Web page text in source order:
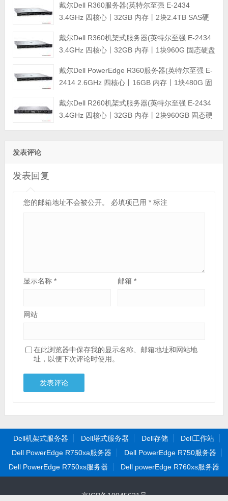
戴尔Dell R360服务器(英特尔至强 E-2434
3.4GHz 四核心丨32GB 内存丨2块2.4TB SAS硬
戴尔Dell R360机架式服务器(英特尔至强 E-2434
3.4GHz 四核心丨32GB 内存丨1块960G 固态硬盘
修)
戴尔Dell PowerEdge R360服务器(英特尔至强 E-
2414 2.6GHz 四核心丨16GB 内存丨1块480G 固
三年保修)
戴尔Dell R260机架式服务器(英特尔至强 E-2434
3.4GHz 四核心丨32GB 内存丨2块960GB 固态硬
发表评论
发表回复
您的邮箱地址不会被公开。 必填项已用 *标注
显示名称 * 邮箱*
网站
在此浏览器中保存我的显示名称、邮箱地址和网站地
址，以便下次评论时使用。
Dell机架式服务器 Dell塔式服务器 Dell存储
Dell工作站
Dell PowerEdge R750xa服务器
Dell PowerEdge R750服务器
Dell PowerEdge R750xs服务器
Dell powerEdge R760xs服务器
京ICP备19045621号